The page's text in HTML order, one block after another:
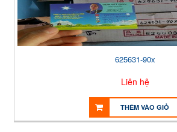
625631-90x
Liên hệ
THÊM VÀO GIỎ